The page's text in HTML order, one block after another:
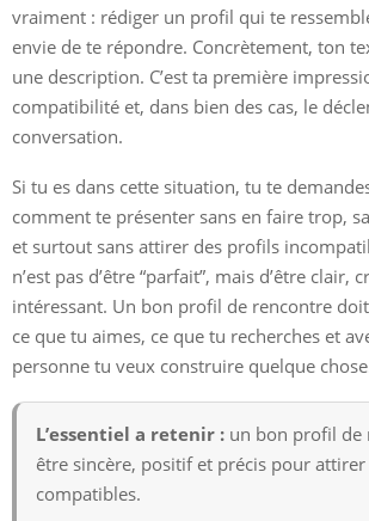
vraiment : rédiger un profil qui te
envie de te répondre. Concrètement, ton
une description. C’est ta première
compatibilité et, dans bien des cas, le
conversation.
Si tu es dans cette situation, tu te
comment te présenter sans en faire trop,
et surtout sans attirer des profils
n’est pas d’être “parfait”, mais d’être clair,
intéressant. Un bon profil de rencontre
ce que tu aimes, ce que tu recherches et
personne tu veux construire quelque
L’essentiel a retenir : un bon profil de
être sincère, positif et précis pour
compatibles.